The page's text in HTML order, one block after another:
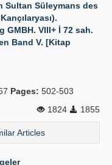
Sultan Süleymans des
GMBH. VIII+ İ 72 sah.
Band V. [Kitap
Pages: 502-503
1824
1855
Articles